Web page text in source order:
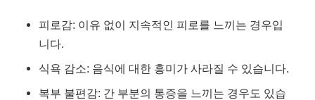
피로감: 이유 없이 지속적인 피로를 느끼는 경우입
니다.
식욕 감소: 음식에 대한 흥미가 사라질 수 있습니다.
복부 불편감: 간 부분의 통증을 느끼는 경우도 있습